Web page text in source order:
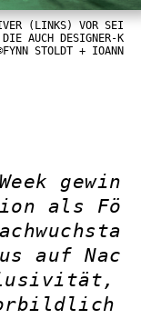
(LINKS) VOR SEI
DIE AUCH DESIGNER-K
STOLDT + IOANN
gewin
als Fö
auf Nac